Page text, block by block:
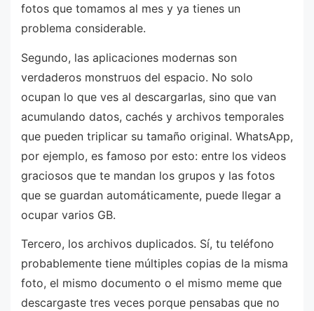
fotos que tomamos al mes y ya tienes un
problema considerable.
Segundo, las aplicaciones modernas son
verdaderos monstruos del espacio. No solo
ocupan lo que ves al descargarlas, sino que van
acumulando datos, cachés y archivos temporales
que pueden triplicar su tamaño original. WhatsApp,
por ejemplo, es famoso por esto: entre los videos
graciosos que te mandan los grupos y las fotos
que se guardan automáticamente, puede llegar a
ocupar varios GB.
Tercero, los archivos duplicados. Sí, tu teléfono
probablemente tiene múltiples copias de la misma
foto, el mismo documento o el mismo meme que
descargaste tres veces porque pensabas que no